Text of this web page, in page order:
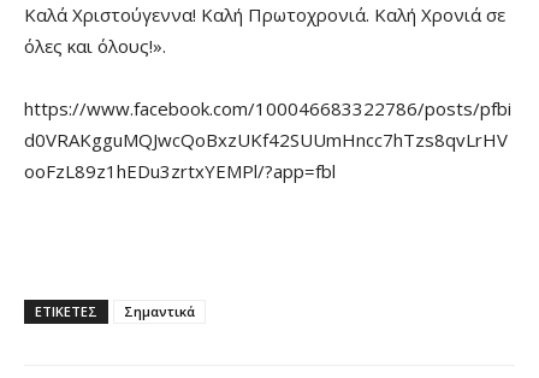
Καλά Χριστούγεννα! Καλή Πρωτοχρονιά. Καλή Χρονιά σε
όλες και όλους!».
https://www.facebook.com/100046683322786/posts/pfbi
d0VRAKgguMQJwcQoBxzUKf42SUUmHncc7hTzs8qvLrHV
ooFzL89z1hEDu3zrtxYEMPl/?app=fbl
ΕΤΙΚΕΤΕΣ Σημαντικά